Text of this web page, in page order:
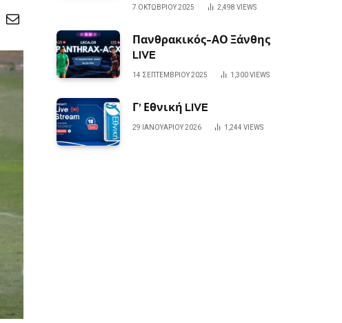
7 ΟΚΤΩΒΡΊΟΥ 2025 2,498 VIEWS
Πανθρακικός-ΑΟ Ξάνθης
LIVE
14 ΣΕΠΤΕΜΒΡΊΟΥ 2025 1,300VIEWS
Γ’ Εθνική LIVE
29 ΙΑΝΟΥΑΡΊΟΥ 2026 1,244 VIEWS